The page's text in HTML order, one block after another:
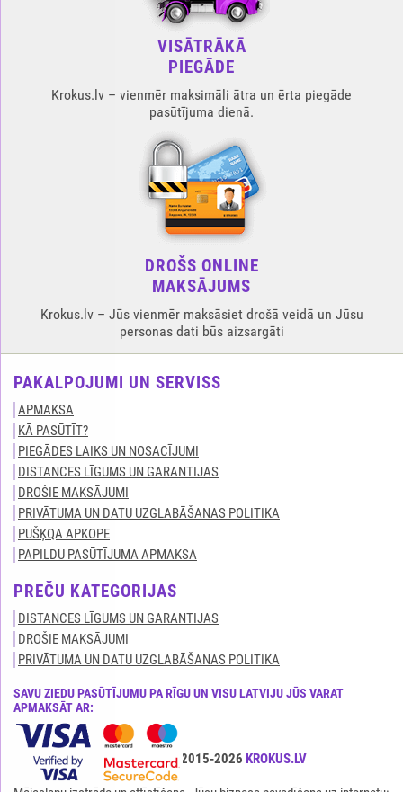
VISĀTRĀKĀ
PIEGĀDE
Krokus.lv – vienmēr maksimāli ātra un ērta piegāde
pasūtījuma dienā.
DROŠS ONLINE
MAKSĀJUMS
Krokus.lv – Jūs vienmēr maksāsiet drošā veidā un Jūsu
personas dati būs aizsargāti
PAKALPOJUMI UN SERVISS
APMAKSA
KĀ PASŪTĪT?
PIEGĀDES LAIKS UN NOSACĪJUMI
DISTANCES LĪGUMS UN GARANTIJAS
DROŠIE MAKSĀJUMI
PRIVĀTUMA UN DATU UZGLABĀŠANAS POLITIKA
PUŠĶQA APKOPE
PAPILDU PASŪTĪJUMA APMAKSA
PREČU KATEGORIJAS
DISTANCES LĪGUMS UN GARANTIJAS
DROŠIE MAKSĀJUMI
PRIVĀTUMA UN DATU UZGLABĀŠANAS POLITIKA
SAVU ZIEDU PASŪTĪJUMU PA RĪGU UN VISU LATVIJU JŪS VARAT
APMAKSĀT AR:
Visas tiesības ir aizsargātas© 2015-2026 KROKUS.LV